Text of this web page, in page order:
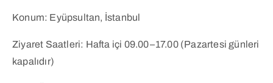
Konum: Eyüpsultan, İstanbul
Ziyaret Saatleri: Hafta içi 09.00–17.00 (Pazartesi günleri
kapalıdır)